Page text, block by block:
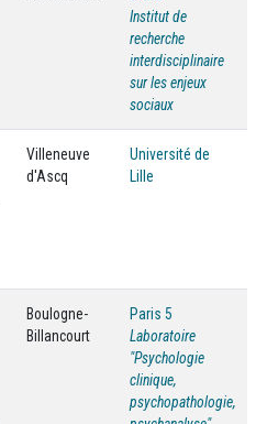
Institut de
recherche
interdisciplinaire
sur les enjeux
sociaux
Villeneuve
d'Ascq
Université de
Lille
Boulogne-
Billancourt
Paris 5
Laboratoire
"Psychologie
clinique,
psychopathologie,